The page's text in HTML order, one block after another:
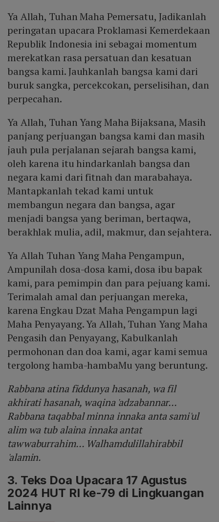
Ya Allah, Tuhan Maha Pemersatu, Jadikanlah
peringatan upacara Proklamasi Kemerdekaan
Republik Indonesia ini sebagai momentum
merekatkan rasa persatuan dan kesatuan
bangsa kami. Jauhkanlah bangsa kami dari
buruk sangka, percekcokan, perselisihan, dan
perpecahan.
Ya Allah, Tuhan Yang Maha Bijaksana, Masih
panjang perjuangan bangsa kami dan masih
jauh pula perjalanan sejarah bangsa kami,
oleh karena itu hindarkanlah bangsa dan
negara kami dari fitnah dan marabahaya.
Mantapkanlah tekad kami untuk
membangun negara dan bangsa, agar
menjadi bangsa yang beriman, bertaqwa,
berakhlak mulia, adil, makmur, dan sejahtera.
Ya Allah Tuhan Yang Maha Pengampun,
Ampunilah dosa-dosa kami, dosa ibu bapak
kami, para pemimpin dan para pejuang kami.
Terimalah amal dan perjuangan mereka,
karena Engkau Dzat Maha Pengampun lagi
Maha Penyayang. Ya Allah, Tuhan Yang Maha
Pengasih dan Penyayang, Kabulkanlah
permohonan dan doa kami, agar kami semua
tergolong hamba-hambaMu yang beruntung.
Rabbana atina fiddunya hasanah, wa fil
akhirati hasanah, waqina 'adzabannar...
Rabbana taqabbal minna innaka anta sami'ul
alim wa tub alaina innaka antat
tawwaburrahim... Walhamdulillahirabbil
'alamin.
3. Teks Doa Upacara 17 Agustus
2024 HUT RI ke-79 di Lingkuangan
Lainnya